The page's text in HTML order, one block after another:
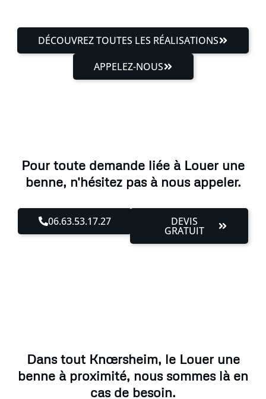
DÉCOUVREZ TOUTES LES RÉALISATIONS
APPELEZ-NOUS
Pour toute demande liée à Louer une
benne, n'hésitez pas à nous appeler.
06.63.53.17.27 DEVIS
GRATUIT
Dans tout Knœrsheim, le Louer une
benne à proximité, nous sommes là en
cas de besoin.